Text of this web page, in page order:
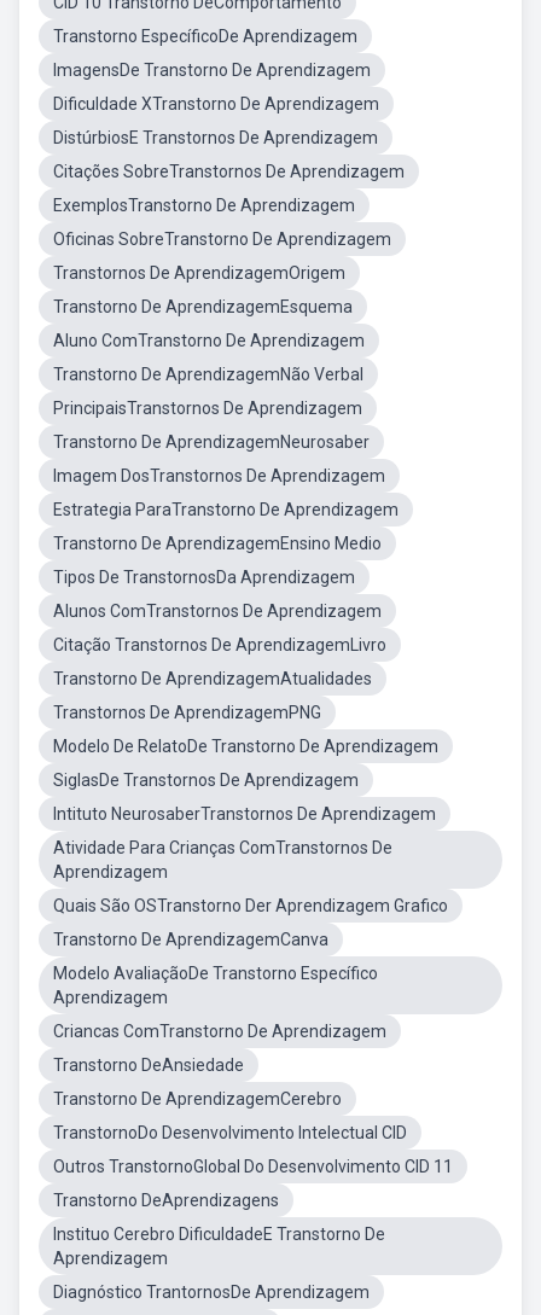
Transtorno EspecíficoDe Aprendizagem
ImagensDe Transtorno De Aprendizagem
Dificuldade XTranstorno De Aprendizagem
DistúrbiosE Transtornos De Aprendizagem
Citações SobreTranstornos De Aprendizagem
ExemplosTranstorno De Aprendizagem
Oficinas SobreTranstorno De Aprendizagem
Transtornos De AprendizagemOrigem
Transtorno De AprendizagemEsquema
Aluno ComTranstorno De Aprendizagem
Transtorno De AprendizagemNão Verbal
PrincipaisTranstornos De Aprendizagem
Transtorno De AprendizagemNeurosaber
Imagem DosTranstornos De Aprendizagem
Estrategia ParaTranstorno De Aprendizagem
Transtorno De AprendizagemEnsino Medio
Tipos De TranstornosDa Aprendizagem
Alunos ComTranstornos De Aprendizagem
Citação Transtornos De AprendizagemLivro
Transtorno De AprendizagemAtualidades
Transtornos De AprendizagemPNG
Modelo De RelatoDe Transtorno De Aprendizagem
SiglasDe Transtornos De Aprendizagem
Intituto NeurosaberTranstornos De Aprendizagem
Atividade Para Crianças ComTranstornos De
Aprendizagem
Quais São OSTranstorno Der Aprendizagem Grafico
Transtorno De AprendizagemCanva
Modelo AvaliaçãoDe Transtorno Específico
Aprendizagem
Criancas ComTranstorno De Aprendizagem
Transtorno DeAnsiedade
Transtorno De AprendizagemCerebro
TranstornoDo Desenvolvimento Intelectual CID
Outros TranstornoGlobal Do Desenvolvimento CID 11
Transtorno DeAprendizagens
Instituo Cerebro DificuldadeE Transtorno De
Aprendizagem
Diagnóstico TrantornosDe Aprendizagem